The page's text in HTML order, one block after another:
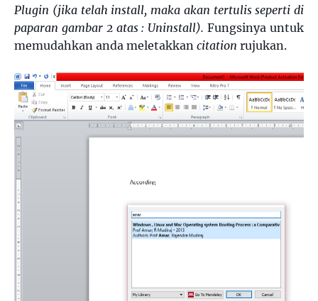
Plugin (jika telah install, maka akan tertulis seperti di
paparan gambar 2 atas : Uninstall).Fungsinya untuk
memudahkan anda meletakkan citation rujukan.